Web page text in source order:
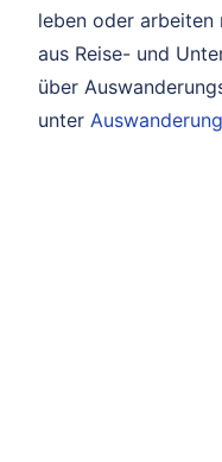
leben oder
aus Reise- und
über
unter